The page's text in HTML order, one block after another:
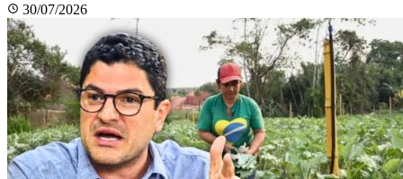
30/07/2026